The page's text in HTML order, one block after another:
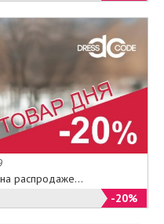
распродаже...
-20%